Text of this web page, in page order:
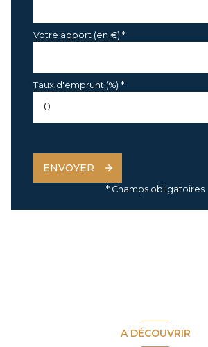
Votre apport (en €) *
Taux d'emprunt (%) *
ENVOYER
* Champs obligatoires
A DÉCOUVRIR